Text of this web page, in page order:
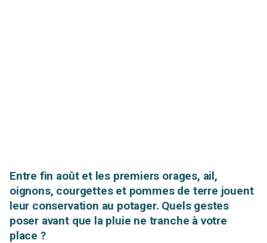
Entre fin août et les premiers orages, ail,
oignons, courgettes et pommes de terre jouent
leur conservation au potager. Quels gestes
poser avant que la pluie ne tranche à votre
place ?